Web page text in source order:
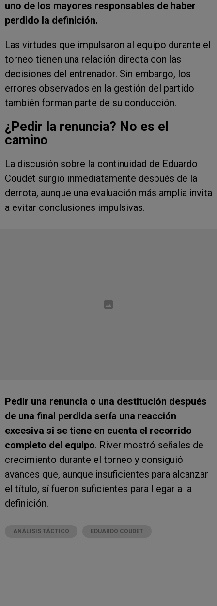
uno de los mayores responsables de haber
perdido la definición.
Las virtudes que impulsaron al equipo durante el
torneo tienen una relación directa con las
decisiones del entrenador. Sin embargo, los
errores observados en la gestión del partido
también forman parte de su conducción.
¿Pedir la renuncia? No es el
camino
La discusión sobre la continuidad de Eduardo
Coudet surgió inmediatamente después de la
derrota, aunque una evaluación más amplia invita
a evitar conclusiones impulsivas.
Pedir una renuncia o una destitución después
de una final perdida sería una reacción
excesiva si se tiene en cuenta el recorrido
completo del equipo. River mostró señales de
crecimiento durante el torneo y consiguió
avances que, aunque insuficientes para alcanzar
el título, sí fueron suficientes para llegar a la
definición.
ANÁLISIS TÁCTICO EDUARDO COUDET